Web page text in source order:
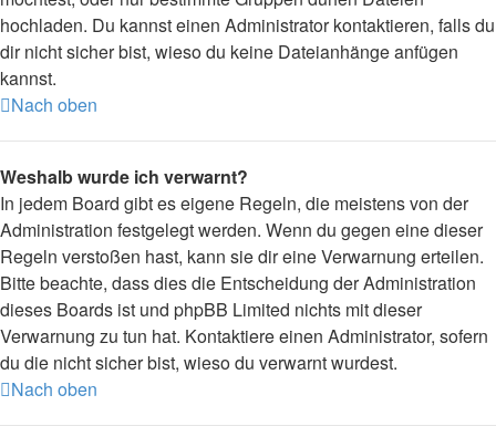
hochladen. Du kannst einen Administrator kontaktieren, falls du
dir nicht sicher bist, wieso du keine Dateianhänge anfügen
kannst.
Nach oben
Weshalb wurde ich verwarnt?
In jedem Board gibt es eigene Regeln, die meistens von der
Administration festgelegt werden. Wenn du gegen eine dieser
Regeln verstoßen hast, kann sie dir eine Verwarnung erteilen.
Bitte beachte, dass dies die Entscheidung der Administration
dieses Boards ist und phpBB Limited nichts mit dieser
Verwarnung zu tun hat. Kontaktiere einen Administrator, sofern
du die nicht sicher bist, wieso du verwarnt wurdest.
Nach oben